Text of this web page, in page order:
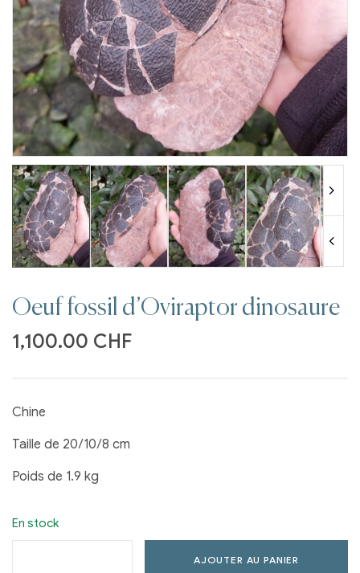
Oeuf fossil d’Oviraptor dinosaure
1,100.00 CHF
Chine
Taille de 20/10/8 cm
Poids de 1.9 kg
En stock
AJOUTER AU PANIER